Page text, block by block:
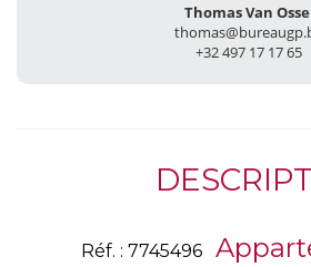
Thomas Van
+32 497 17 17 65
Réf. : 7745496